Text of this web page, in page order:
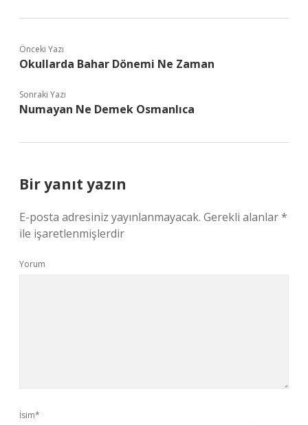
Önceki Yazı
Okullarda Bahar Dönemi Ne Zaman
Sonraki Yazı
Numayan Ne Demek Osmanlıca
Bir yanıt yazın
E-posta adresiniz yayınlanmayacak. Gerekli alanlar*
ile işaretlenmişlerdir
Yorum
İsim*